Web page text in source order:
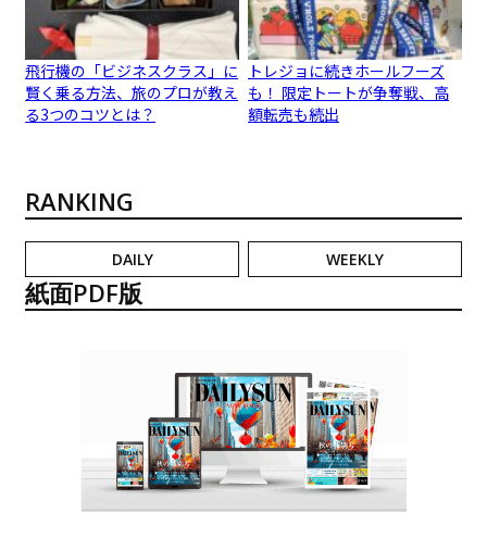
飛行機の「ビジネスクラス」に
賢く乗る方法、旅のプロが教え
る3つのコツとは？
トレジョに続きホールフーズ
も！ 限定トートが争奪戦、高
額転売も続出
RANKING
DAILY WEEKLY
紙面PDF版